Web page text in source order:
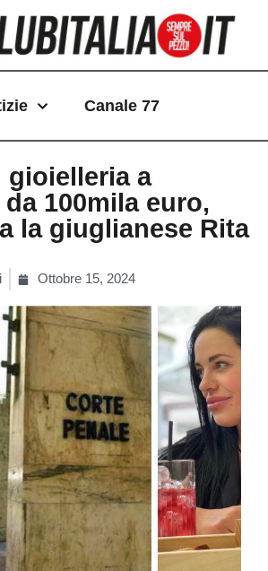
Canale 77
gioielleria a
100mila euro,
la giuglianese Rita
Ottobre 15, 2024